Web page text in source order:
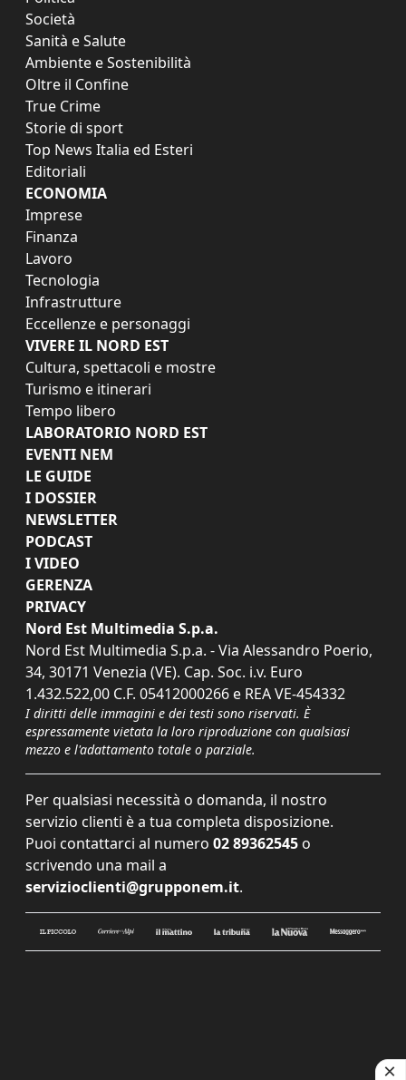
Società
Sanità e Salute
Ambiente e Sostenibilità
Oltre il Confine
True Crime
Storie di sport
Top News Italia ed Esteri
Editoriali
ECONOMIA
Imprese
Finanza
Lavoro
Tecnologia
Infrastrutture
Eccellenze e personaggi
VIVERE IL NORD EST
Cultura, spettacoli e mostre
Turismo e itinerari
Tempo libero
LABORATORIO NORD EST
EVENTI NEM
LE GUIDE
I DOSSIER
NEWSLETTER
PODCAST
I VIDEO
GERENZA
PRIVACY
Nord Est Multimedia S.p.a.
Nord Est Multimedia S.p.a. - Via Alessandro Poerio,
34, 30171 Venezia (VE). Cap. Soc. i.v. Euro
1.432.522,00 C.F. 05412000266 e REA VE-454332
I diritti delle immagini e dei testi sono riservati. È
espressamente vietata la loro riproduzione con qualsiasi
mezzo e l'adattamento totale o parziale.
Per qualsiasi necessità o domanda, il nostro
servizio clienti è a tua completa disposizione.
Puoi contattarci al numero 02 89362545 o
scrivendo una mail a
servizioclienti@grupponem.it.